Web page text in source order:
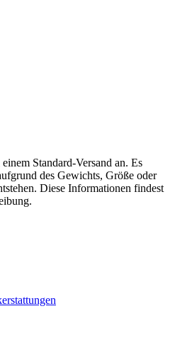
Standard-Versand an. Es
des Gewichts, Größe oder
Diese Informationen findest